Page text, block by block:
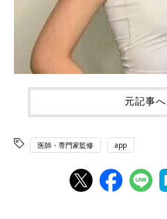
元記事
医師・専門家監修 app